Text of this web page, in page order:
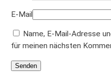
E-Mail
Name, E-Mail-Adresse
für meinen nächsten